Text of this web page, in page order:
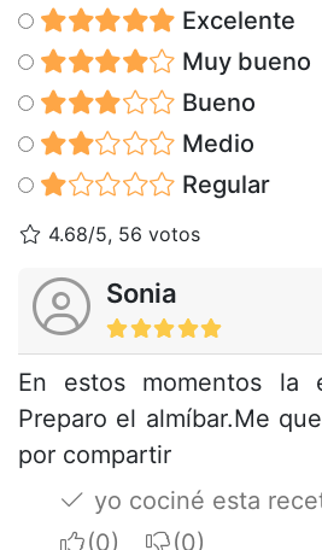
Excelente
Muy bueno
Bueno
Medio
Regular
4.68/5, 56 votos
Sonia
En estos momentos la
Preparo el almíbar.Me
por compartir
yo cociné esta
I apreciateI do not